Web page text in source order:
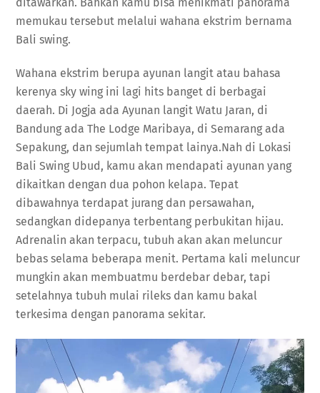
memukau tersebut melalui wahana ekstrim bernama
Bali swing.
Wahana ekstrim berupa ayunan langit atau bahasa
kerenya sky wing ini lagi hits banget di berbagai
daerah. Di Jogja ada Ayunan langit Watu Jaran, di
Bandung ada The Lodge Maribaya, di Semarang ada
Sepakung, dan sejumlah tempat lainya.Nah di Lokasi
Bali Swing Ubud, kamu akan mendapati ayunan yang
dikaitkan dengan dua pohon kelapa. Tepat
dibawahnya terdapat jurang dan persawahan,
sedangkan didepanya terbentang perbukitan hijau.
Adrenalin akan terpacu, tubuh akan akan meluncur
bebas selama beberapa menit. Pertama kali meluncur
mungkin akan membuatmu berdebar debar, tapi
setelahnya tubuh mulai rileks dan kamu bakal
terkesima dengan panorama sekitar.